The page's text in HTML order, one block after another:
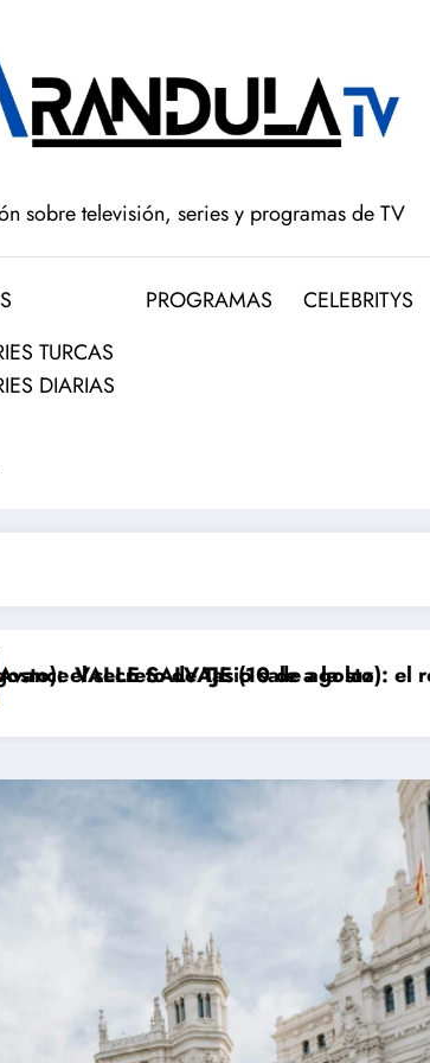
sobre televisión, series y programas de TV
TURCAS
DIARIAS
PROGRAMAS CELEBRITYS
sale a la luz
(10 de agosto): el robo de los bebés sale
Avance ‘LA